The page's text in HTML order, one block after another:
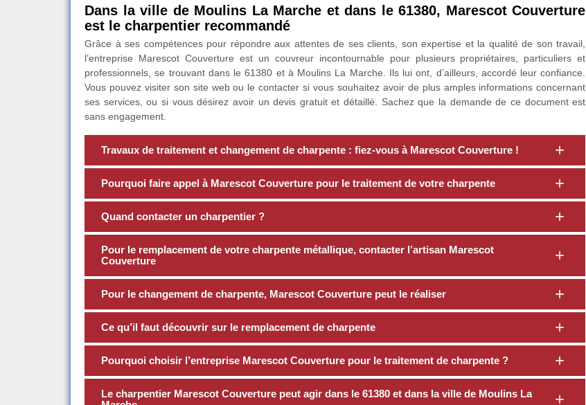
Dans la ville de Moulins La Marche et dans le 61380, Marescot Couverture
est le charpentier recommandé
Grâce à ses compétences pour répondre aux attentes de ses clients, son expertise et la qualité de son travail,
l’entreprise Marescot Couverture est un couvreur incontournable pour plusieurs propriétaires, particuliers et
professionnels, se trouvant dans le 61380 et à Moulins La Marche. Ils lui ont, d’ailleurs, accordé leur confiance.
Vous pouvez visiter son site web ou le contacter si vous souhaitez avoir de plus amples informations concernant
ses services, ou si vous désirez avoir un devis gratuit et détaillé. Sachez que la demande de ce document est
sans engagement.
Travaux de traitement et changement de charpente : fiez-vous à Marescot Couverture !
Pourquoi faire appel à Marescot Couverture pour le traitement de votre charpente
Quand contacter un charpentier ?
Pour le remplacement de votre charpente métallique, contacter l’artisan Marescot
Couverture
Pour le changement de charpente, Marescot Couverture peut le réaliser
Ce qu’il faut découvrir sur le remplacement de charpente
Pourquoi choisir l’entreprise Marescot Couverture pour le traitement de charpente ?
Le charpentier Marescot Couverture peut agir dans le 61380 et dans la ville de Moulins La